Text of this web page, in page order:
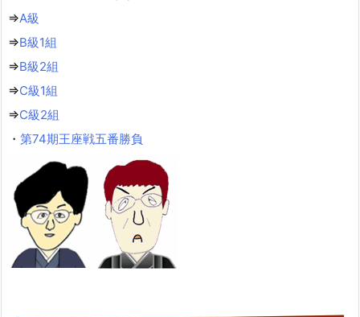
⇒A級
⇒B級1組
⇒B級2組
⇒C級1組
⇒C級2組
・ 第74期王座戦五番勝負